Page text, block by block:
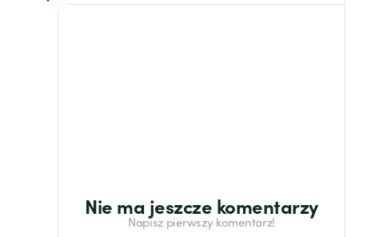
Nie ma jeszcze komentarzy
Napisz pierwszy komentarz!